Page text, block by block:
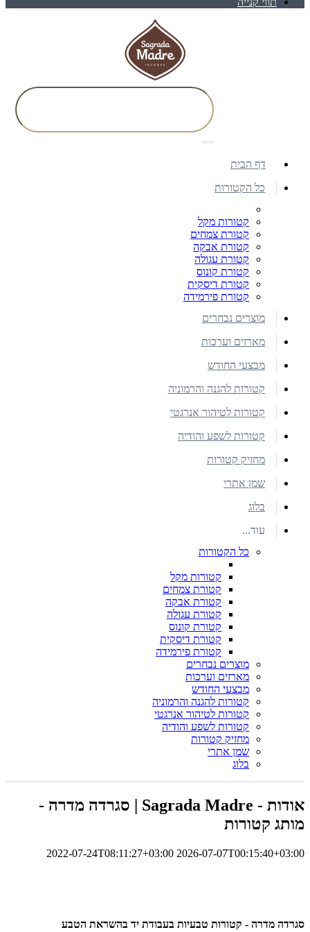
דף הבית
כל הקטורות
קטורות מקל
קטורת צמחים
קטורת אבקה
קטורת עגולה
קטורת קונוס
קטורת דיסקית
קטורת פירמידה
מוצרים נבחרים
מארזים וערכות
מבצעי החודש
קטורות להגנה והרמוניה
קטורות לטיהור אנרגטי
קטורות לשפע והודיה
מחזיק קטורות
שמן אתרי
בלוג
עוד...
כל הקטורות
קטורות מקל
קטורת צמחים
קטורת אבקה
קטורת עגולה
קטורת קונוס
קטורת דיסקית
קטורת פירמידה
מוצרים נבחרים
מארזים וערכות
מבצעי החודש
קטורות להגנה והרמוניה
קטורות לטיהור אנרגטי
קטורות לשפע והודיה
מחזיק קטורות
שמן אתרי
בלוג
אודות - Sagrada Madre | סגרדה מדרה -
מותג קטורות
2022-07-24T08:11:27+03:00 2026-07-07T00:15:40+03:00
סגרדה מדרה - קטורות טבעיות בעבודת יד בהשראת הטבע